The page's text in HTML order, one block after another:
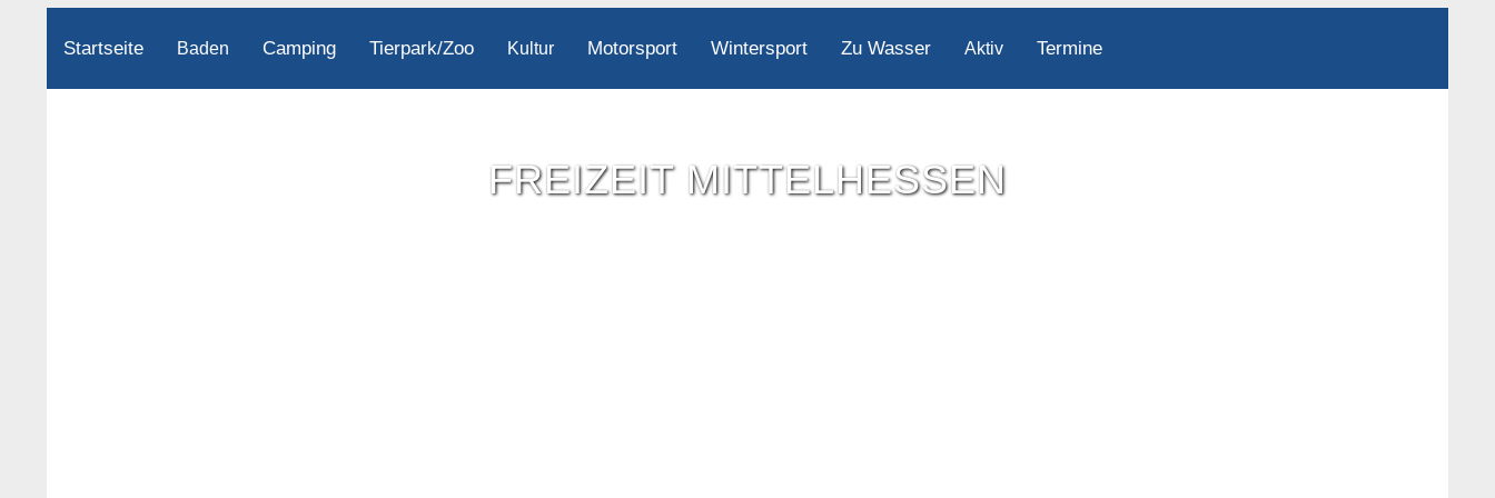
Startseite Baden Camping Tierpark/Zoo Kultur Motorsport Wintersport Zu Wasser Aktiv Termine
FREIZEIT MITTELHESSEN